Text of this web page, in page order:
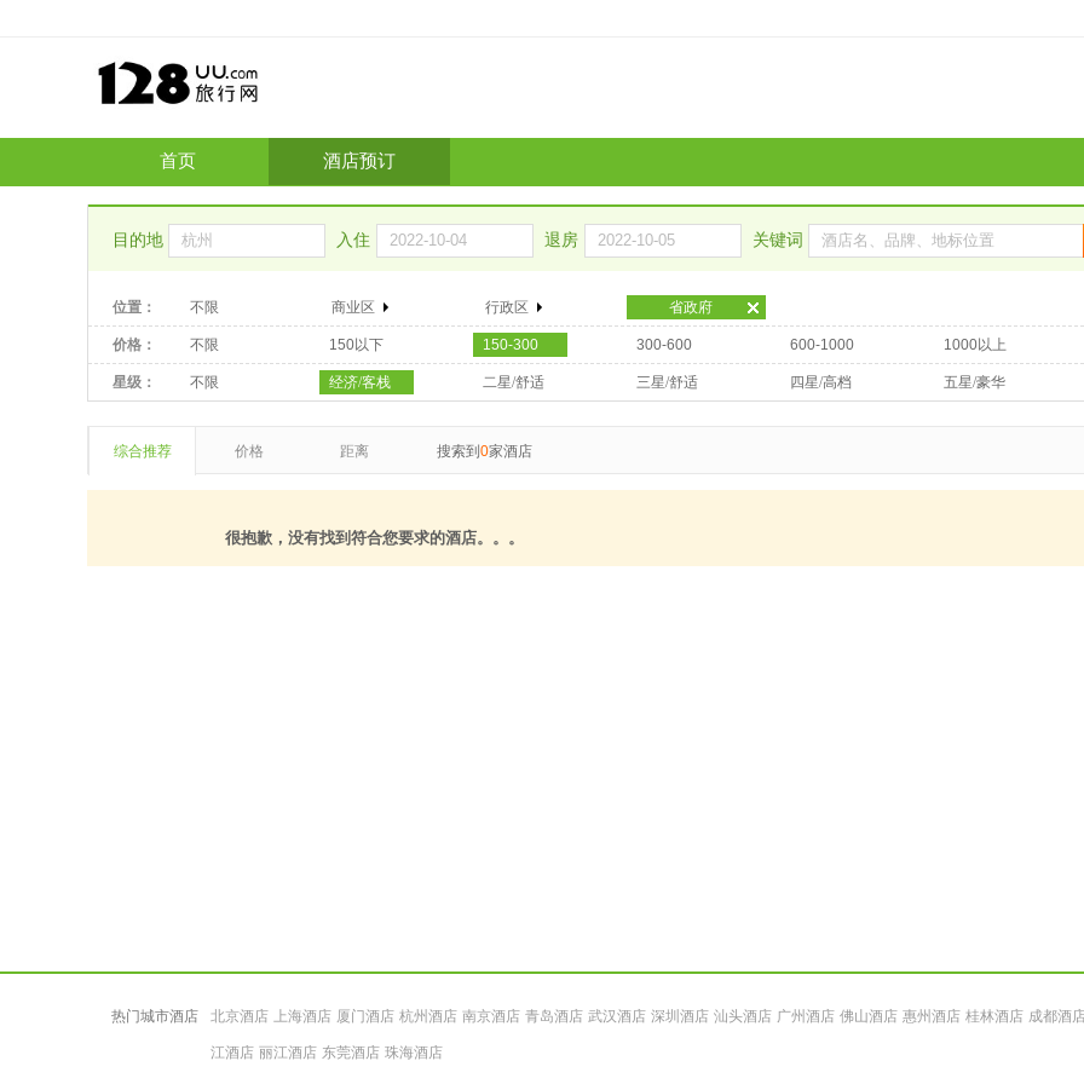
首页 酒店预订
目的地 入住 退房 关键词
位置： 不限 商业区 行政区 省政府
价格： 不限 150以下 150-300 300-600 600-1000 1000以上
星级： 不限 经济/客栈 二星/舒适 三星/舒适 四星/高档 五星/豪华
综合推荐 价格 距离 搜索到 0家酒店
很抱歉，没有找到符合您要求的酒店。。。
热门城市酒店 北京酒店 上海酒店 厦门酒店 杭州酒店 南京酒店 青岛酒店 武汉酒店 深圳酒店 汕头酒店 广州酒店 佛山酒店 惠州酒店 桂林酒店 成都酒
江酒店 丽江酒店 东莞酒店 珠海酒店